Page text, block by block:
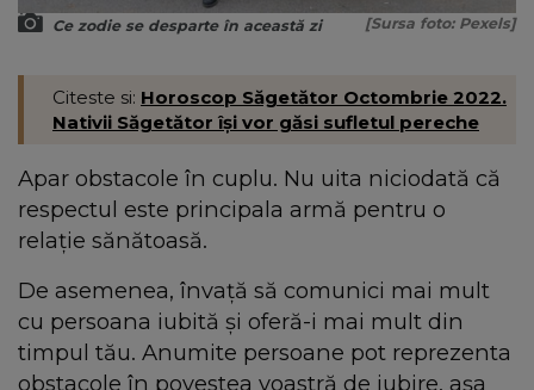
Ce zodie se desparte în această zi [Sursa foto: Pexels]
Citeste si: Horoscop Săgetător Octombrie 2022.
Nativii Săgetător își vor găsi sufletul pereche
Apar obstacole în cuplu. Nu uita niciodată că
respectul este principala armă pentru o
relație sănătoasă.
De asemenea, învață să comunici mai mult
cu persoana iubită și oferă-i mai mult din
timpul tău. Anumite persoane pot reprezenta
obstacole în povestea voastră de iubire, așa